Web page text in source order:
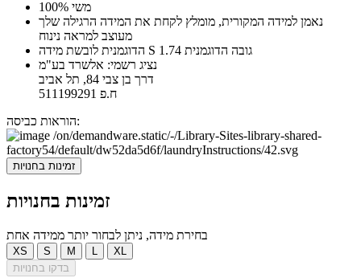
100% משי
נאמן למידה המקורית, מומלץ לקחת את המידה הרגילה שלך
מעוצב למראה נינוח
הדוגמנית לובשת מידה S גובה הדוגמנית 1.74
נציג רשמי: אלשרד בע"מ
דרך בן צבי 84, תל אביב
ח.פ 511199291
הוראות כביסה:
זמינות בחנויות
זמינות בחנויות
בחירת מידה, ניתן לבחור יותר ממידה אחת
XS S M
XL
בדקו בחנויות